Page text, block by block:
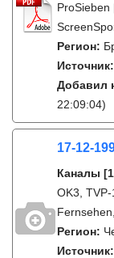
ProSieben
Регион:
Источник:
Добавил
22:09:04)
17-12-
Каналы
OK3,
Регион:
Источник: